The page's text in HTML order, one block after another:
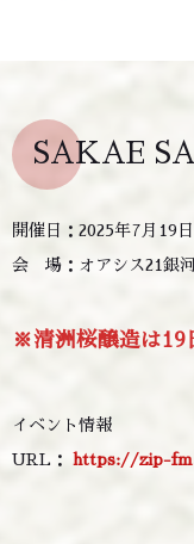
SAKAE
開催日：2025年7月19
会 場：オアシス21銀
※清洲桜醸造は19
イベント情報
URL： https://zip-